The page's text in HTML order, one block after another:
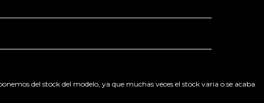
del stock del modelo, ya que muchas veces el stock varia o se acaba